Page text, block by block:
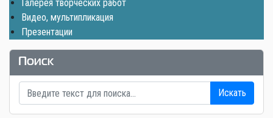
Галерея творческих работ
Видео, мультипликация
Презентации
Поиск
Искать